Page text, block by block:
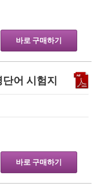
바로 구매하기
어 시험지
바로 구매하기